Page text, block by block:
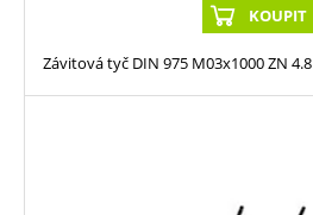
KOUPIT
Závitová tyč DIN 975 M03x1000 ZN 4.8